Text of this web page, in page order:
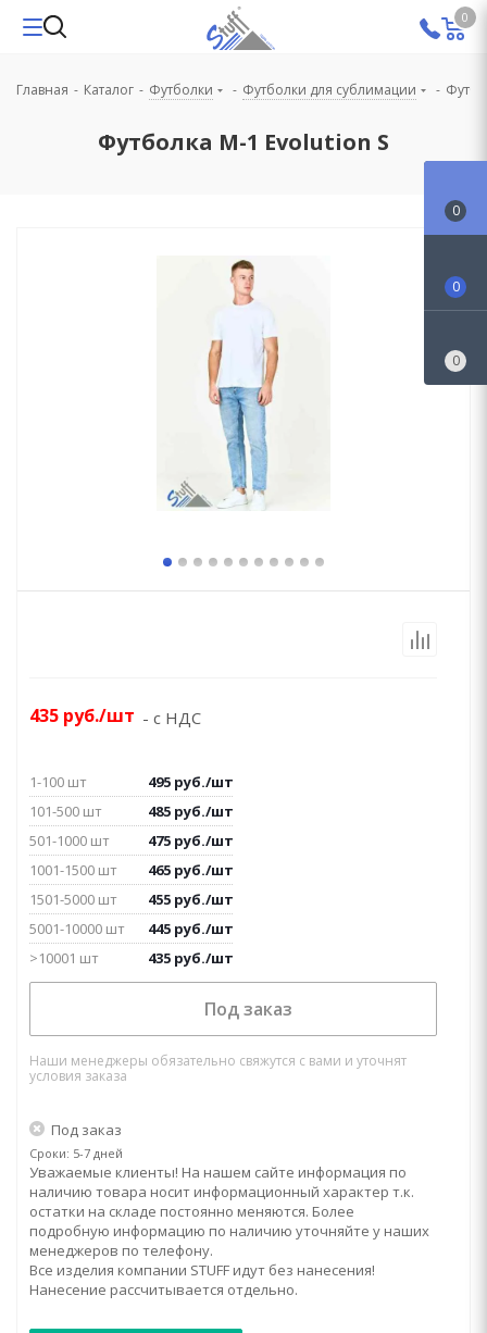
0
Футболка М-1 Evolution S
Главная - Каталог - Футболки - Футболки для сублимации -
435 руб./шт - с НДС
1-100 шт 495 руб./шт
101-500 шт
485 руб./шт
501-1000 шт
475 руб./шт
1001-1500 шт
465 руб./шт
1501-5000 шт
455 руб./шт
5001-10000 шт
445 руб./шт
>10001 шт
435 руб./шт
Под заказ
Наши менеджеры обязательно свяжутся с вами и уточнят
условия заказа
Под заказ
Сроки: 5-7 дней
Уважаемые клиенты! На нашем сайте информация по
наличию товара носит информационный характер т.к.
остатки на складе постоянно меняются. Более
подробную информацию по наличию уточняйте у наших
менеджеров по телефону.
Все изделия компании STUFF идут без нанесения!
Нанесение рассчитывается отдельно.
0
0
0